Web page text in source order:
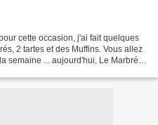
cette occasion, j'ai fait quelques
2 tartes et des Muffins. Vous allez
semaine ... aujourd'hui, Le Marbré